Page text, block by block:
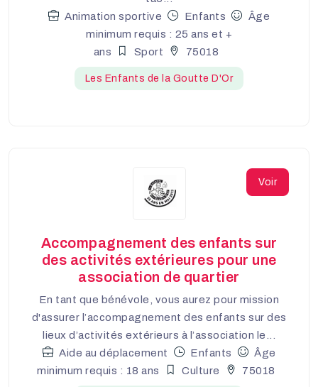
Animation sportive
Enfants
Âge
minimum requis : 25 ans et +
ans
Sport 75018
Les Enfants de la Goutte D'Or
Voir
Accompagnement des enfants sur
des activités extérieures pour une
association de quartier
En tant que bénévole, vous aurez pour mission
d'assurer l’accompagnement des enfants sur des
lieux d’activités extérieurs à l’association le...
Aide au déplacement
Enfants
Âge
minimum requis : 18 ans
Culture 75018